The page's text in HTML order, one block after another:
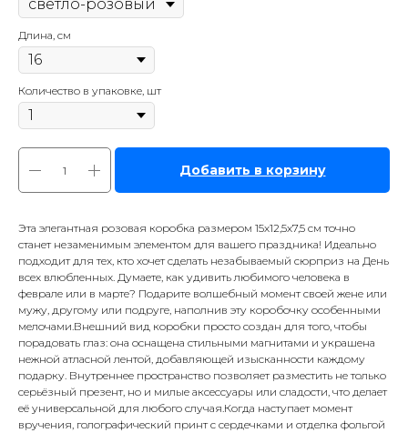
Длина, см
Количество в упаковке, шт
Добавить в корзину
Эта элегантная розовая коробка размером 15х12,5х7,5 см точно
станет незаменимым элементом для вашего праздника! Идеально
подходит для тех, кто хочет сделать незабываемый сюрприз на День
всех влюбленных. Думаете, как удивить любимого человека в
феврале или в марте? Подарите волшебный момент своей жене или
мужу, другому или подруге, наполнив эту коробочку особенными
мелочами.Внешний вид коробки просто создан для того, чтобы
порадовать глаз: она оснащена стильными магнитами и украшена
нежной атласной лентой, добавляющей изысканности каждому
подарку. Внутреннее пространство позволяет разместить не только
серьёзный презент, но и милые аксессуары или сладости, что делает
её универсальной для любого случая.Когда наступает момент
вручения, голографический принт с сердечками и отделка фольгой